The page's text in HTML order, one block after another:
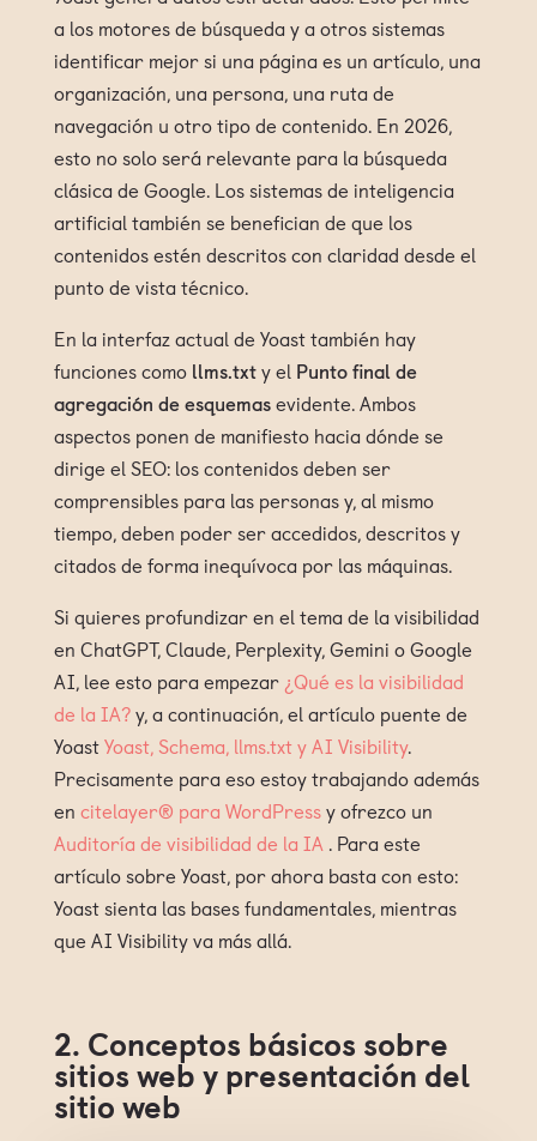
a los motores de búsqueda y a otros sistemas
identificar mejor si una página es un artículo, una
organización, una persona, una ruta de
navegación u otro tipo de contenido. En 2026,
esto no solo será relevante para la búsqueda
clásica de Google. Los sistemas de inteligencia
artificial también se benefician de que los
contenidos estén descritos con claridad desde el
punto de vista técnico.
En la interfaz actual de Yoast también hay
funciones como llms.txty el Punto final de
agregación de esquemasevidente. Ambos
aspectos ponen de manifiesto hacia dónde se
dirige el SEO: los contenidos deben ser
comprensibles para las personas y, al mismo
tiempo, deben poder ser accedidos, descritos y
citados de forma inequívoca por las máquinas.
Si quieres profundizar en el tema de la visibilidad
en ChatGPT, Claude, Perplexity, Gemini o Google
AI, lee esto para empezar ¿Qué es la visibilidad
de la IA?y, a continuación, el artículo puente de
YoastYoast, Schema, llms.txt y AI Visibility.
Precisamente para eso estoy trabajando además
en citelayer® para WordPressy ofrezco un
Auditoría de visibilidad de la IA . Para este
artículo sobre Yoast, por ahora basta con esto:
Yoast sienta las bases fundamentales, mientras
que AI Visibility va más allá.
2. Conceptos básicos sobre
sitios web y presentación del
sitio web